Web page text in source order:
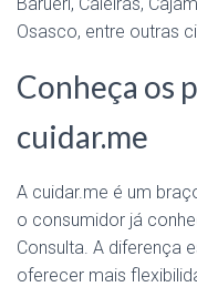
Osasco, entre outras
Conheça os
cuidar.me
A cuidar.me é um
o consumidor já
Consulta. A diferença
oferecer mais